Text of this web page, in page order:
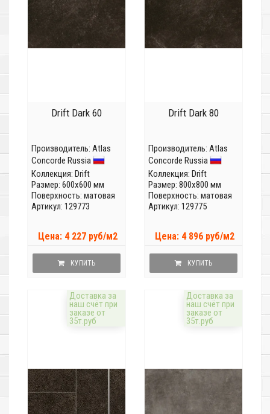
Drift Dark 60
Производитель: Atlas
Concorde Russia
Коллекция: Drift
Размер: 600x600 мм
Поверхность: матовая
Артикул: 129773
Цена: 4 227 руб/м2
КУПИТЬ
Drift Dark 80
Производитель: Atlas
Concorde Russia
Коллекция: Drift
Размер: 800x800 мм
Поверхность: матовая
Артикул: 129775
Цена: 4 896 руб/м2
КУПИТЬ
Доставка за
наш счёт при
заказе от
35т.руб
Доставка за
наш счёт при
заказе от
35т.руб